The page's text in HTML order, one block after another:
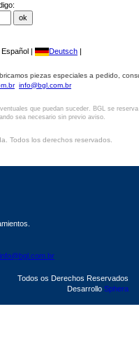
Español | Deutsch |
piezas especiales a pedido,
info@bgl.com.br
que puedan suceder. BGL se
sea necesario sin previo aviso.
Todos los derechos reservados.
info@bgl.com.br
Todos os Derechos Reservados
Desarrollo Sphera